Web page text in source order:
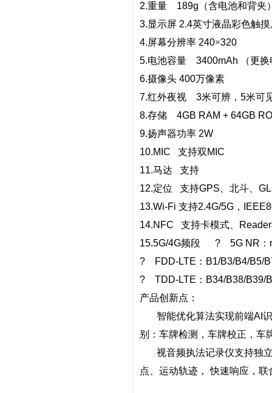
2.重量 189g （含电池和背夹
3.显示屏 2.4英寸液晶彩色触摸
4.屏幕分辨率 240×320
5.电池容量 3400mAh
（更
6.摄像头 400万像素
7.红外夜视 3米可辨， 5米可
8.存储 4GB RAM + 64GB
9.扬声器功率 2W
10.MIC 支持双 MIC
11.马达
支持
12.定位 支持GPS 、北斗、
13.Wi-Fi 支持2.4G/5G ，
14.NFC 支持卡模式、 Reader
15.5G/4G频段 ? 5G NR ：
? FDD-LTE ： B1/B3/B4/B5/
? TDD-LTE ： B34/B38/B39/
产品创新点：
智能优化算法实现前端AI
别：车牌检测，车牌校正，车
视音频执法记录仪支持独
点、运动轨迹，
快速响应，联